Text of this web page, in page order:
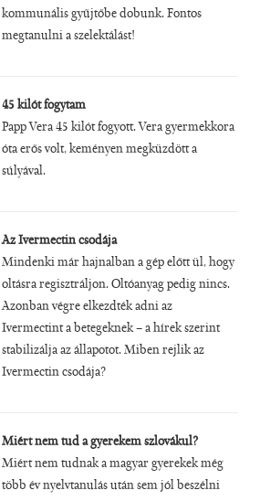
kommunális gyűjtőbe dobunk. Fontos
megtanulni a szelektálást!
45 kilót fogytam
Papp Vera 45 kilót fogyott. Vera gyermekkora
óta erős volt, keményen megküzdött a
súlyával.
Az Ivermectin csodája
Mindenki már hajnalban a gép előtt ül, hogy
oltásra regisztráljon. Oltóanyag pedig nincs.
Azonban végre elkezdték adni az
Ivermectint a betegeknek – a hírek szerint
stabilizálja az állapotot. Miben rejlik az
Ivermectin csodája?
Miért nem tud a gyerekem szlovákul?
Miért nem tudnak a magyar gyerekek még
több év nyelvtanulás után sem jól beszélni